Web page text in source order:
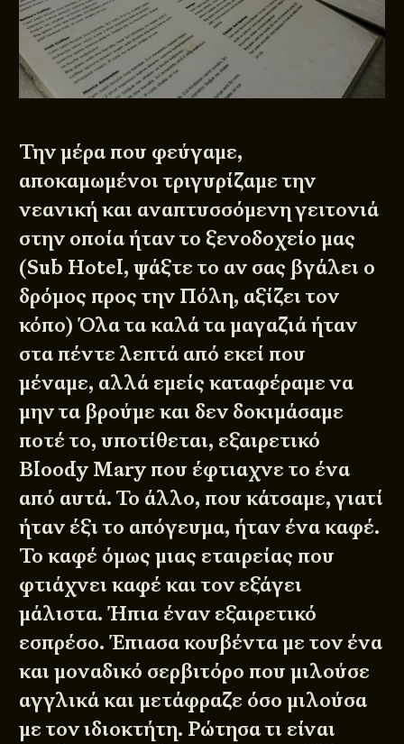
Την μέρα που φεύγαμε,
αποκαμωμένοι τριγυρίζαμε την
νεανική και αναπτυσσόμενη γειτονιά
στην οποία ήταν το ξενοδοχείο μας
(Sub Hotel, ψάξτε το αν σας βγάλει ο
δρόμος προς την Πόλη, αξίζει τον
κόπο) Όλα τα καλά τα μαγαζιά ήταν
στα πέντε λεπτά από εκεί που
μέναμε, αλλά εμείς καταφέραμε να
μην τα βρούμε και δεν δοκιμάσαμε
ποτέ το, υποτίθεται, εξαιρετικό
Bloody Mary που έφτιαχνε το ένα
από αυτά. Το άλλο, που κάτσαμε, γιατί
ήταν έξι το απόγευμα, ήταν ένα καφέ.
Το καφέ όμως μιας εταιρείας που
φτιάχνει καφέ και τον εξάγει
μάλιστα. Ήπια έναν εξαιρετικό
εσπρέσο. Έπιασα κουβέντα με τον ένα
και μοναδικό σερβιτόρο που μιλούσε
αγγλικά και μετάφραζε όσο μιλούσα
με τον ιδιοκτήτη. Ρώτησα τι είναι